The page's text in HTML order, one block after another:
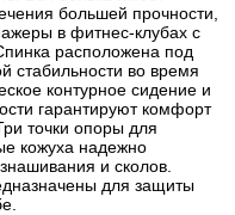
большей прочности,
в фитнес-клубах с
расположена под
стабильности во время
контурное сидение и
гарантируют комфорт
точки опоры для
кожуха надежно
и сколов.
для защиты